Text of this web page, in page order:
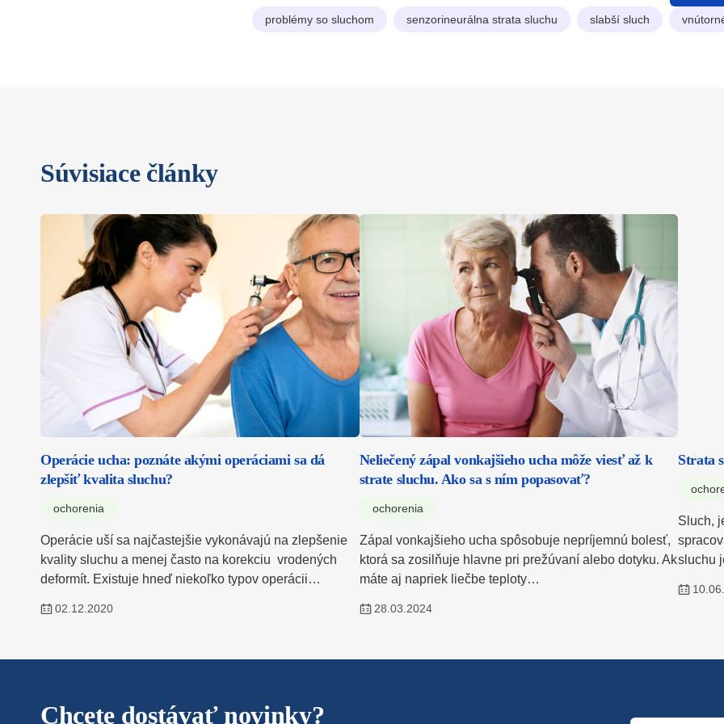
problémy so sluchom senzorineurálna strata sluchu slabší sluch
Súvisiace články
Operácie ucha: poznáte akými operáciami sa dá
zlepšiť kvalita sluchu?
ochorenia
Operácie uší sa najčastejšie vykonávajú na zlepšenie
kvality sluchu a menej často na korekciu vrodených
deformít. Existuje hneď niekoľko typov operácii…
02.12.2020
Neliečený zápal vonkajšieho ucha môže viesť až k
strate sluchu. Ako sa s ním popasovať?
ochorenia
Zápal vonkajšieho ucha spôsobuje nepríjemnú bolesť,
ktorá sa zosilňuje hlavne pri prežúvaní alebo dotyku. Ak
máte aj napriek liečbe teploty…
28.03.2024
Strata
Sluch,
sluchu
Chcete dostávať novinky?